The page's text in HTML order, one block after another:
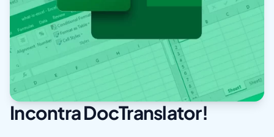
Incontra DocTranslator!